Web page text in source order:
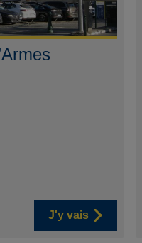
J'y vais